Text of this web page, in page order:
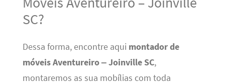
SC?
Dessa forma, encontre aqui montador de
móveis Aventureiro – Joinville SC,
montaremos as sua mobílias com toda